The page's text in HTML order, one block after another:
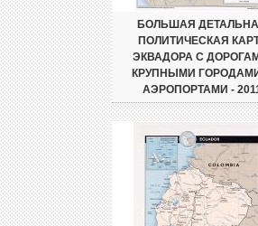
БОЛЬШАЯ
ПОЛИТИЧЕСКАЯ
ЭКВАДОРА С
КРУПНЫМИ
АЭРОПОРТАМИ -